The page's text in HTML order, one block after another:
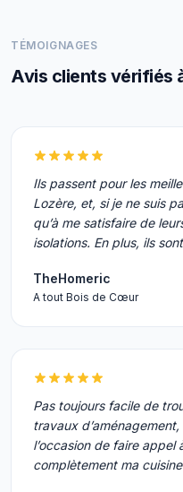
TÉMOIGNAGES
Avis clients vérifiés
Ils passent pour les
Lozère, et, si je ne suis
qu’à me satisfaire de
isolations. En plus, ils
TheHomeric
A tout Bois de Cœur
Pas toujours facile de
travaux
l’occasion de faire
complètement ma